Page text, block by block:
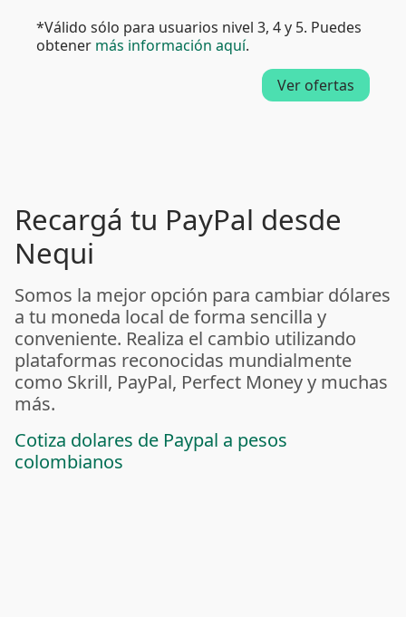
*Válido sólo para usuarios nivel 3, 4 y 5. Puedes
obtener más información aquí.
Ver ofertas
Recargá tu PayPal desde
Nequi
Somos la mejor opción para cambiar dólares
a tu moneda local de forma sencilla y
conveniente. Realiza el cambio utilizando
plataformas reconocidas mundialmente
como Skrill, PayPal, Perfect Money y muchas
más.
Cotiza dolares de Paypal a pesos
colombianos